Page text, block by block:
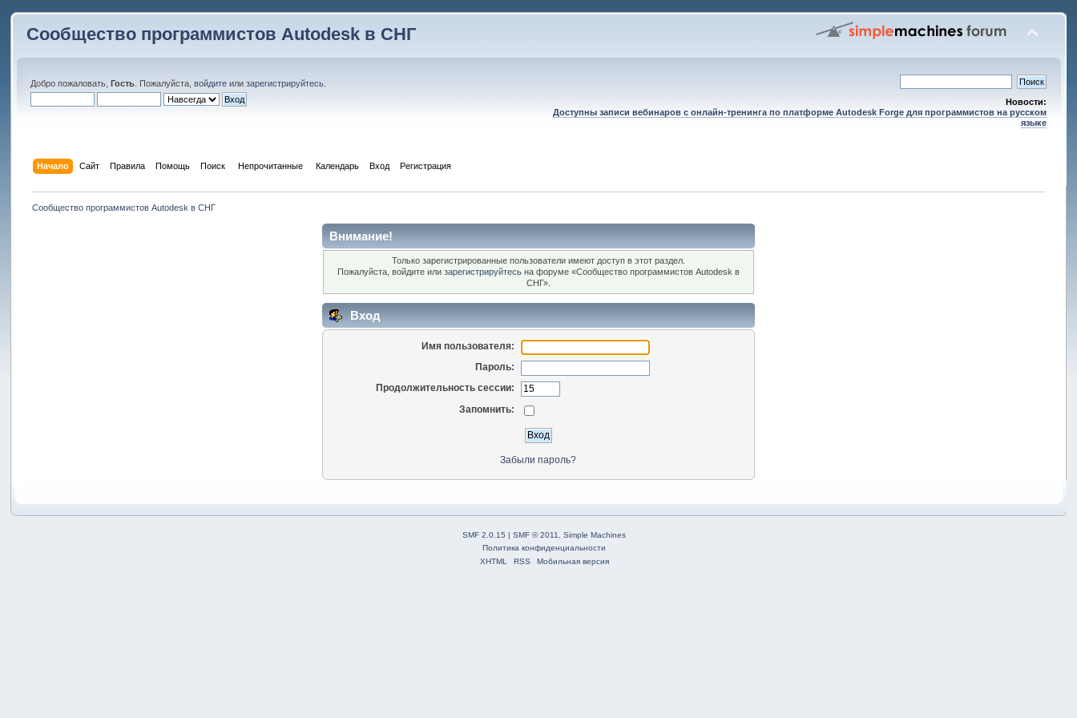
Сообщество программистов Autodesk в СНГ
Добро пожаловать,Гость . Пожалуйста,войдите илизарегистрируйтесь
Новости:
Доступны записи вебинаров с онлайн-тренинга по платформе Autodesk Forge для программистов на русском
языке
Начало Сайт Правила Помощь Поиск Непрочитанные Календарь Вход Регистрация
Сообщество программистов Autodesk в СНГ
Внимание!
Только зарегистрированные пользователи имеют доступ в этот раздел.
Пожалуйста, войдите или зарегистрируйтесьна форуме «Сообщество программистов Autodesk в
СНГ».
Вход
Имя пользователя:
Пароль:
Продолжительность сессии:
Запомнить:
Забыли пароль?
SMF 2.0.15 |SMF © 2011 ,Simple Machines
Политика конфиденциальности
XHTML
RSS Мобильная версия